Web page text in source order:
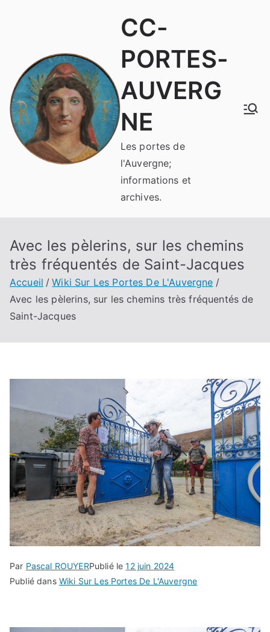
CC-
PORTES-
AUVERG
NE
Les portes de
l'Auvergne;
informations et
archives.
Avec les pèlerins, sur les chemins
très fréquentés de Saint-Jacques
Accueil
Wiki Sur Les Portes De L'Auvergne
Avec les pèlerins, sur les chemins très fréquentés de
Saint-Jacques
Par Pascal ROUYERPublié le12 juin 2024
Publié dans Wiki Sur Les Portes De L'Auvergne